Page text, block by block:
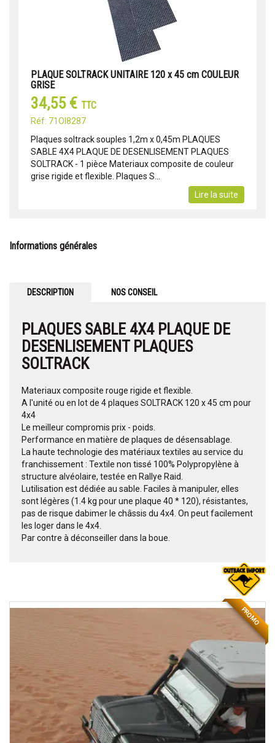
PLAQUE SOLTRACK UNITAIRE 120 x 45 cm COULEUR
GRISE
34,55 € TTC
Réf: 71OI8287
Plaques soltrack souples 1,2m x 0,45m PLAQUES
SABLE 4X4 PLAQUE DE DESENLISEMENT PLAQUES
SOLTRACK - 1 pièce Materiaux composite de couleur
grise rigide et flexible. Plaques S...
Lire la suite
Informations générales
DESCRIPTION NOS CONSEIL
PLAQUES SABLE 4X4 PLAQUE DE
DESENLISEMENT PLAQUES
SOLTRACK
Materiaux composite rouge rigide et flexible.
A l'unité ou en lot de 4 plaques SOLTRACK 120 x 45 cm pour
4x4
Le meilleur compromis prix - poids.
Performance en matière de plaques de désensablage.
La haute technologie des matériaux textiles au service du
franchissement : Textile non tissé 100% Polypropylène à
structure alvéolaire, testée en Rallye Raid.
Lutilisation est dédiée au sable. Faciles à manipuler, elles
sont légères (1.4 kg pour une plaque 40 * 120), résistantes,
pas de risque dabimer le châssis du 4x4. On peut facilement
les loger dans le 4x4.
Par contre à déconseiller dans la boue.
PROMO